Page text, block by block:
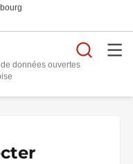
données ouvertes